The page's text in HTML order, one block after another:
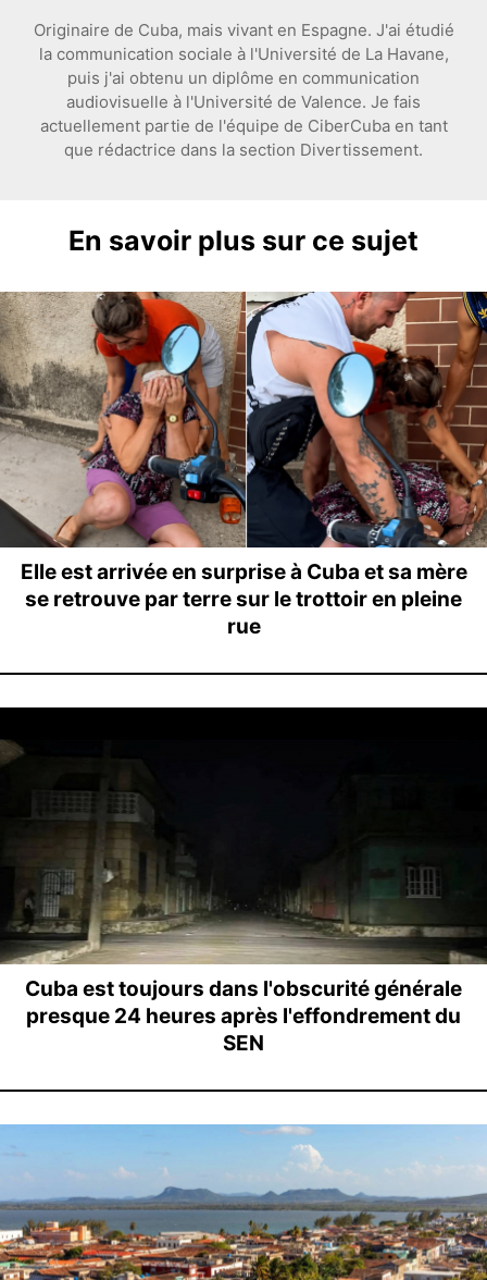
Originaire de Cuba, mais vivant en Espagne. J'ai étudié
la communication sociale à l'Université de La Havane,
puis j'ai obtenu un diplôme en communication
audiovisuelle à l'Université de Valence. Je fais
actuellement partie de l'équipe de CiberCuba en tant
que rédactrice dans la section Divertissement.
En savoir plus sur ce sujet
Elle est arrivée en surprise à Cuba et sa mère
se retrouve par terre sur le trottoir en pleine
rue
Cuba est toujours dans l'obscurité générale
presque 24 heures après l'effondrement du
SEN